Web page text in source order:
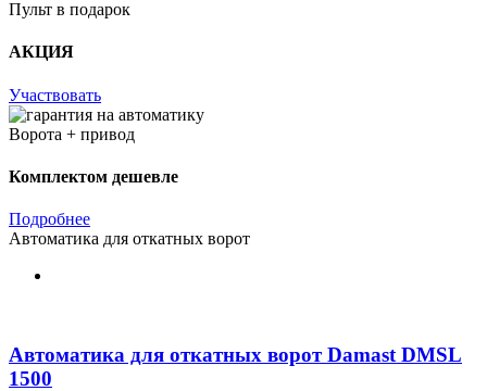
Пульт в подарок
АКЦИЯ
Участвовать
Ворота + привод
Комплектом дешевле
Подробнее
Автоматика для откатных ворот
Автоматика для откатных ворот Damast DMSL
1500